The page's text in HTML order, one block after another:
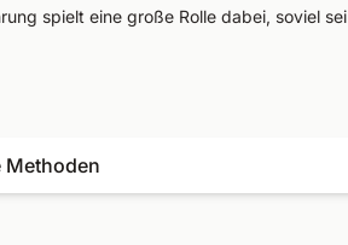
spielt eine große Rolle dabei, soviel sei
Methoden